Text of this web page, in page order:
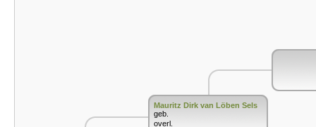
Mauritz Dirk van Löben Sels
geb.
overl.